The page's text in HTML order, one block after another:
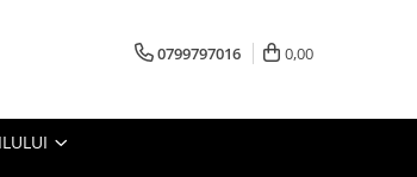
0799797016 0,00